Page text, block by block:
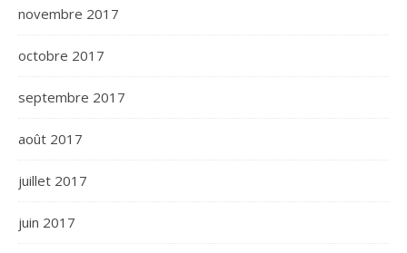
novembre 2017
octobre 2017
septembre 2017
août 2017
juillet 2017
juin 2017